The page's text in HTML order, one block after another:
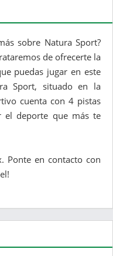
sobre Natura Sport?
de ofrecerte la
puedas jugar en este
Sport, situado en la
cuenta con 4 pistas
el deporte que más te
Ponte en contacto con